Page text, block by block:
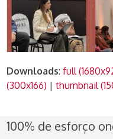
Downloads:full
(300x166) |thumbnail
100% de esforço